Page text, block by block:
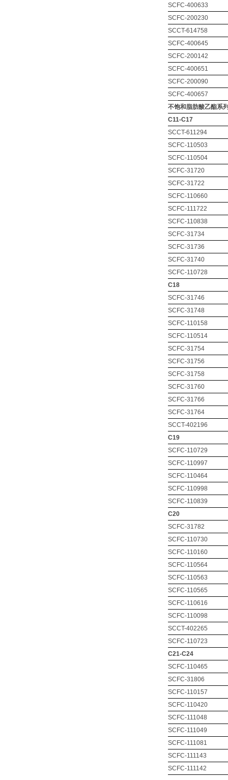
SCFC-400633
SCFC-200230
SCCT-614758
SCFC-400645
SCFC-200142
SCFC-400651
SCFC-200090
SCFC-400657
不饱和脂肪酸乙酯系
C11-C17
SCCT-611294
SCFC-110503
SCFC-110504
SCFC-31720
SCFC-31722
SCFC-110660
SCFC-111722
SCFC-110838
SCFC-31734
SCFC-31736
SCFC-31740
SCFC-110728
C18
SCFC-31746
SCFC-31748
SCFC-110158
SCFC-110514
SCFC-31754
SCFC-31756
SCFC-31758
SCFC-31760
SCFC-31766
SCFC-31764
SCCT-402196
C19
SCFC-110729
SCFC-110997
SCFC-110464
SCFC-110998
SCFC-110839
C20
SCFC-31782
SCFC-110730
SCFC-110160
SCFC-110564
SCFC-110563
SCFC-110565
SCFC-110616
SCFC-110098
SCCT-402265
SCFC-110723
C21-C24
SCFC-110465
SCFC-31806
SCFC-110157
SCFC-110420
SCFC-111048
SCFC-111049
SCFC-111081
SCFC-111143
SCFC-111142